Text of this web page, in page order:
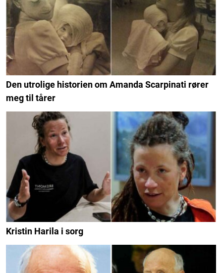
Den utrolige historien om Amanda Scarpinati rører
meg til tårer
Kristin Harila i sorg